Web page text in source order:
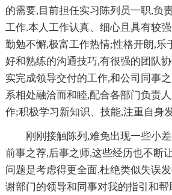
的需要,目前担任实习陈列员一职,负
工作.本人工作认真、细心且具有较
勤勉不懈,极富工作热情;性格开朗,乐
好和熟练的沟通技巧,有很强的团队
实完成领导交付的工作,和公司同事
系相处融洽而和睦,配合各部门负责
作;积极学习新知识、技能,注重自身
刚刚接触陈列,难免出现一些小
前事之荐,后事之师,这些经历也不断
问题是考虑得更全面,杜绝类似失误
谢部门的领导和同事对我的指引和